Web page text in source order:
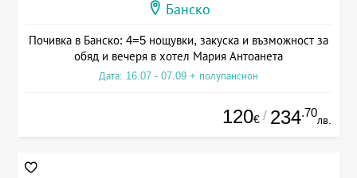
Банско
Почивка в Банско: 4=5 нощувки, закуска и възможност за
обяд и вечеря в хотел Мария Антоанета
Дата: 16.07 - 07.09 + полупансион
120€ / 234.70
лв.